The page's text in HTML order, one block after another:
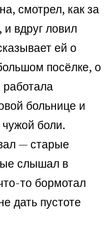
смотрел, как за
вдруг ловил
ей о
посёлке, о
больнице и
чужой боли.
— старые
слышал в
то бормотал
дать пустоте